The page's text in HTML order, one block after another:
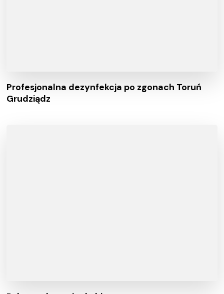
Profesjonalna dezynfekcja po zgonach Toruń
Grudziądz